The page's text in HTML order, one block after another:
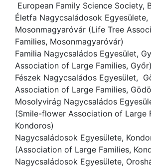
European Family Science Society,
Életfa Nagycsaládosok Egyesülete,
Mosonmagyaróvár (Life Tree
Families, Mosonmagyaróvár)
Familia Nagycsaládos Egyesület,
Association of Large Families, Győr)
Fészek Nagycsaládos Egyesület,
Association of Large Families,
Mosolyvirág Nagycsaládos
(Smile-flower Association of Large
Kondoros)
Nagycsaládosok Egyesülete,
(Association of Large Families,
Nagycsaládosok Egyesülete,